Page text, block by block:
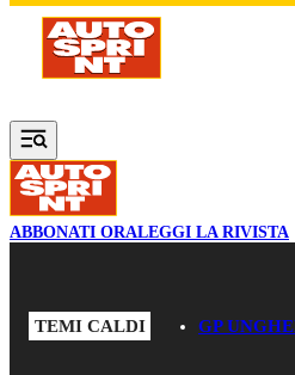
Vai al contenuto principale
ABBONATI ORALEGGI LA RIVISTA
TEMI CALDI GP